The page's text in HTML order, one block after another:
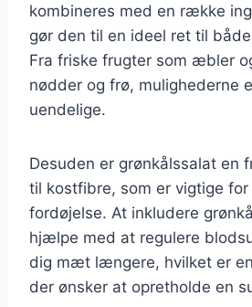
kombineres med en række
gør den til en ideel ret til
Fra friske frugter som æbler
nødder og frø, mulighederne
uendelige.
Desuden er grønkålssalat en
til kostfibre, som er vigtige for
fordøjelse. At inkludere
hjælpe med at regulere
dig mæt længere, hvilket er
der ønsker at opretholde en